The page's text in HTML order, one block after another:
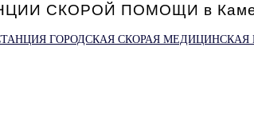
СКОРОЙ ПОМОЩИ в
ГОРОДСКАЯ СКОРАЯ